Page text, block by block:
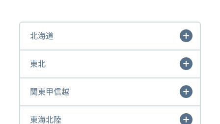
北海道
東北
関東甲信越
東海北陸